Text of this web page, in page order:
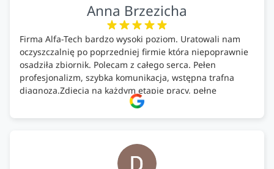
Anna Brzezicha
Firma Alfa-Tech bardzo wysoki poziom. Uratowali nam
oczyszczalnię po poprzedniej firmie która niepoprawnie
osadziła zbiornik. Polecam z całego serca. Pełen
profesjonalizm, szybka komunikacja, wstępna trafna
diagnoza.Zdjęcia na każdym etapie pracy, pełne
doradztwo.Dobrze wyszkoleni i znający się na rzeczy.
Podsumowując ekipa na wysokim poziomie, rzetelna.